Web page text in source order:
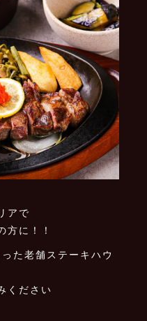
アで
方に！！
た老舗ステーキハウ
ください